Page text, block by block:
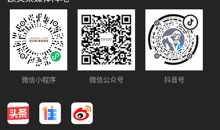
微信小程序 微信公众号 抖音号